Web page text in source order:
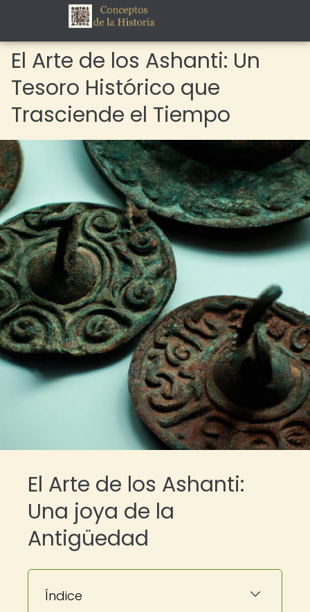
El Arte de los Ashanti: Un
Tesoro Histórico que
Trasciende el Tiempo
El Arte de los Ashanti:
Una joya de la
Antigüedad
Índice